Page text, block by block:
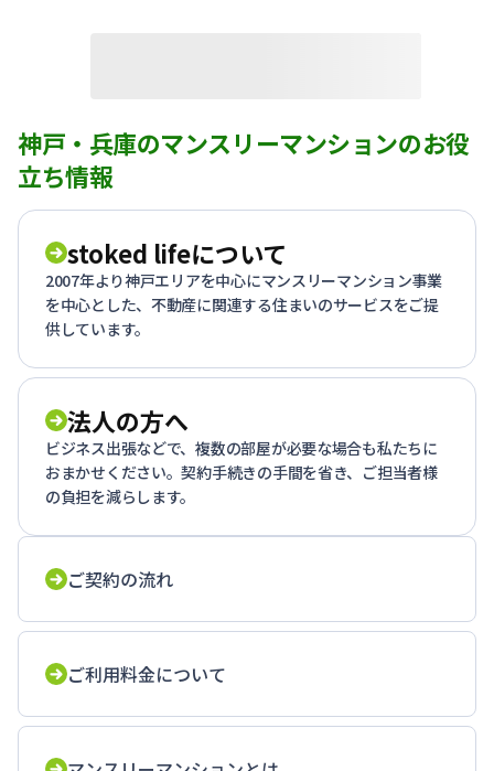
神戸・兵庫のマンスリーマンションのお役
立ち情報
stoked lifeについて
2007年より神戸エリアを中心にマンスリーマンション事業
を中心とした、不動産に関連する住まいのサービスをご提
供しています。
法人の方へ
ビジネス出張などで、複数の部屋が必要な場合も私たちに
おまかせください。契約手続きの手間を省き、ご担当者様
の負担を減らします。
ご契約の流れ
ご利用料金について